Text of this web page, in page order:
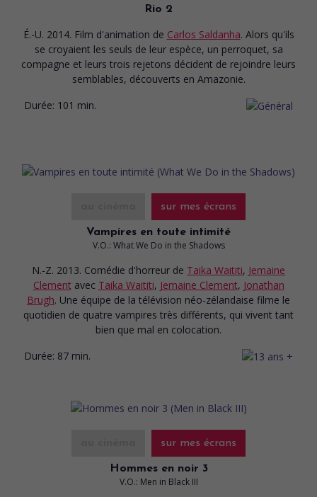
Rio 2
É.-U. 2014. Film d'animation de Carlos Saldanha. Alors qu'ils
se croyaient les seuls de leur espèce, un perroquet, sa
compagne et leurs trois rejetons décident de rejoindre leurs
semblables, découverts en Amazonie.
Durée: 101 min.
sur mes écrans
Vampires en toute intimité
V.O.: What We Do in the Shadows
N.-Z. 2013. Comédie d'horreur de Taika Waititi, Jemaine
Clement avec Taika Waititi, Jemaine Clement, Jonathan
Brugh. Une équipe de la télévision néo-zélandaise filme le
quotidien de quatre vampires très différents, qui vivent tant
bien que mal en colocation.
Durée: 87 min.
sur mes écrans
Hommes en noir 3
V.O.: Men in Black III